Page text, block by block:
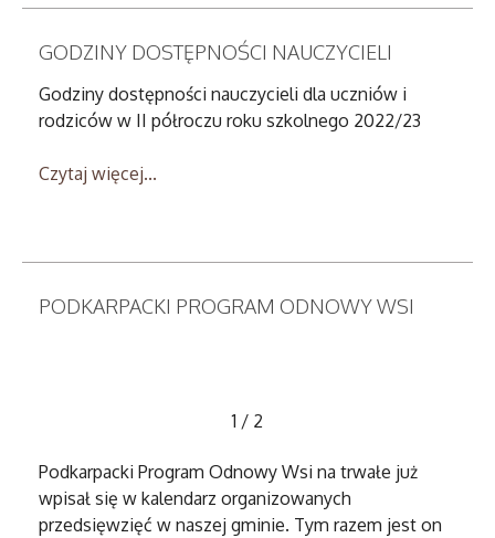
GODZINY DOSTĘPNOŚCI NAUCZYCIELI
Godziny dostępności nauczycieli dla uczniów i
rodziców w II półroczu roku szkolnego 2022/23
Czytaj więcej...
PODKARPACKI PROGRAM ODNOWY WSI
1 / 2
Podkarpacki Program Odnowy Wsi na trwałe już
wpisał się w kalendarz organizowanych
przedsięwzięć w naszej gminie. Tym razem jest on